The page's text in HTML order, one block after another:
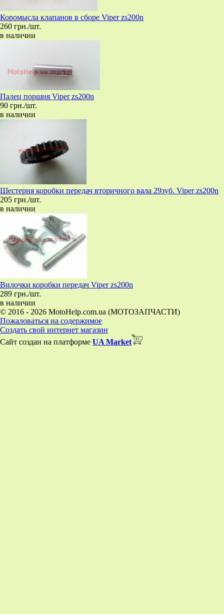
Коромысла клапанов в сборе Viper zs200n
260 грн./шт.
в наличии
Палец поршня Viper zs200n
90 грн./шт.
в наличии
Шестерня коробки передач вторичного вала 29зуб. Viper zs200n
205 грн./шт.
в наличии
Вилочки коробки передач Viper zs200n
289 грн./шт.
в наличии
© 2016 - 2026 MotoHelp.com.ua (МОТОЗАПЧАСТИ)
Пожаловаться на содержимое
Создать свой интернет магазин
Сайт создан на платформе UA Market